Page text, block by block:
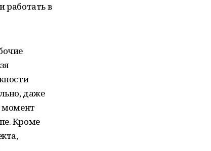
работать в
даже
момент
Кроме